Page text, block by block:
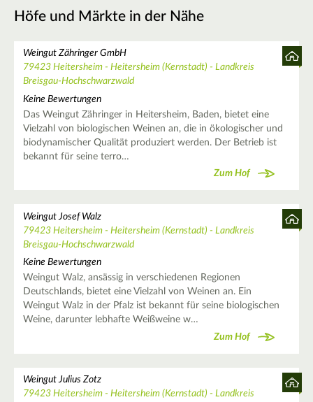
Höfe und Märkte in der Nähe
Weingut Zähringer GmbH
79423 Heitersheim - Heitersheim (Kernstadt) - Landkreis
Breisgau-Hochschwarzwald
Keine Bewertungen
Das Weingut Zähringer in Heitersheim, Baden, bietet eine
Vielzahl von biologischen Weinen an, die in ökologischer und
biodynamischer Qualität produziert werden. Der Betrieb ist
bekannt für seine terro…
Zum Hof
Weingut Josef Walz
79423 Heitersheim - Heitersheim (Kernstadt) - Landkreis
Breisgau-Hochschwarzwald
Keine Bewertungen
Weingut Walz, ansässig in verschiedenen Regionen
Deutschlands, bietet eine Vielzahl von Weinen an. Ein
Weingut Walz in der Pfalz ist bekannt für seine biologischen
Weine, darunter lebhafte Weißweine w…
Zum Hof
Weingut Julius Zotz
79423 Heitersheim - Heitersheim (Kernstadt) - Landkreis